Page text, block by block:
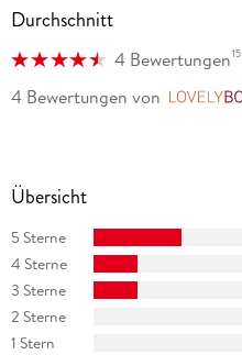
Durchschnitt
4 Bewertungen15
4 Bewertungen von
Übersicht
5 Sterne
4 Sterne
3 Sterne
2 Sterne
1 Stern